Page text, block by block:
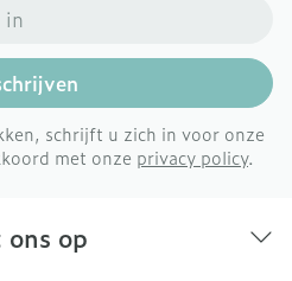
schrijft u zich in voor onze
met onze privacy policy.
op